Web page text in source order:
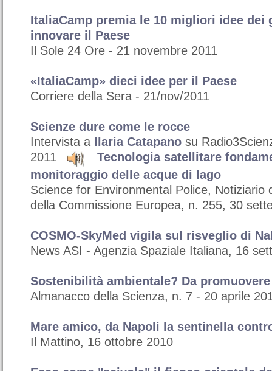
ItaliaCamp premia le 10 migliori idee dei
innovare il Paese
Il Sole 24 Ore - ‎21 novembre 2011‎
«ItaliaCamp» dieci idee per il Paese
Corriere della Sera - ‎21/nov/2011‎
Scienze dure come le rocce
Intervista a Ilaria Catapano su
2011
Tecnologia satellitare
monitoraggio delle acque di lago
Science for Environmental Police, Notiziario
della Commissione Europea, n. 255, 30
COSMO-SkyMed vigila sul risveglio di
News ASI - Agenzia Spaziale Italiana, 16
Sostenibilità ambientale? Da promuovere
Almanacco della Scienza, n. 7 - 20 aprile
Mare amico, da Napoli la sentinella
Il Mattino, 16 ottobre 2010